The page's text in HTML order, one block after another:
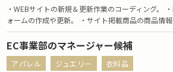
・WEBサイトの新規＆更新作業のコーディング。
ォームの作成や更新。 ・サイト掲載商品の商品情
EC事業部のマネージャー候補
アパレル ジュエリー
衣料品